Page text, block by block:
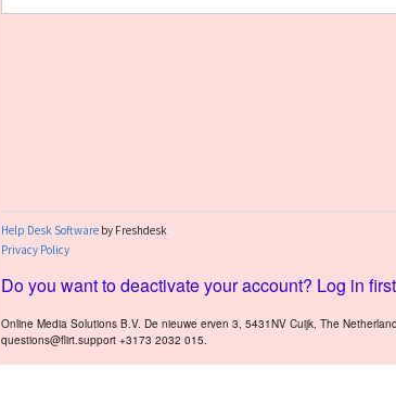
Do you want to deactivate your account? Log in
Online Media Solutions B.V. De nieuwe erven 3, 5431NV Cuijk, The
questions@flirt.support +3173 2032 015.